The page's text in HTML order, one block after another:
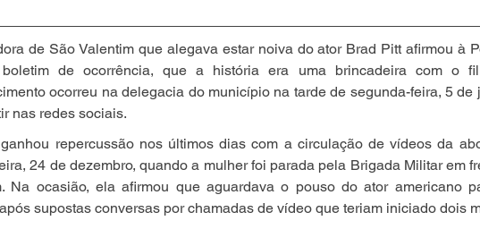
de São Valentim que alegava estar noiva do ator Brad Pitt afirmou à
de ocorrência, que a história era uma brincadeira com o
ocorreu na delegacia do município na tarde de segunda-feira, 5 de
nas redes sociais.
repercussão nos últimos dias com a circulação de vídeos da
24 de dezembro, quando a mulher foi parada pela Brigada Militar em
Na ocasião, ela afirmou que aguardava o pouso do ator americano
supostas conversas por chamadas de vídeo que teriam iniciado dois